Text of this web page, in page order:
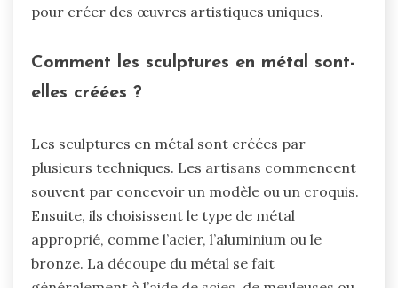
pour créer des œuvres artistiques uniques.
Comment les sculptures en métal sont-
elles créées ?
Les sculptures en métal sont créées par
plusieurs techniques. Les artisans commencent
souvent par concevoir un modèle ou un croquis.
Ensuite, ils choisissent le type de métal
approprié, comme l’acier, l’aluminium ou le
bronze. La découpe du métal se fait